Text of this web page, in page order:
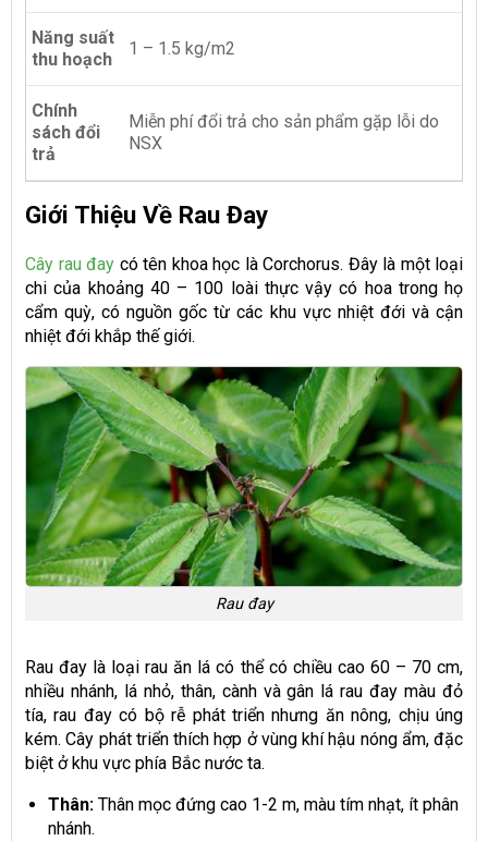
Năng suất
thu hoạch
1 – 1.5 kg/m2
Chính
sách đổi
trả
Miễn phí đổi trả cho sản phẩm gặp lỗi do
NSX
Giới Thiệu Về Rau Đay
Cây rau đay có tên khoa học là Corchorus. Đây là một loại
chi của khoảng 40 – 100 loài thực vậy có hoa trong họ
cẩm quỳ, có nguồn gốc từ các khu vực nhiệt đới và cận
nhiệt đới khắp thế giới.
Rau đay
Rau đay là loại rau ăn lá có thể có chiều cao 60 – 70 cm,
nhiều nhánh, lá nhỏ, thân, cành và gân lá rau đay màu đỏ
tía, rau đay có bộ rễ phát triển nhưng ăn nông, chịu úng
kém. Cây phát triển thích hợp ở vùng khí hậu nóng ẩm, đặc
biệt ở khu vực phía Bắc nước ta.
Thân:Thân mọc đứng cao 1-2 m, màu tím nhạt, ít phân
nhánh.